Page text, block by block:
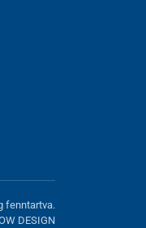
fenntartva.
DESIGN